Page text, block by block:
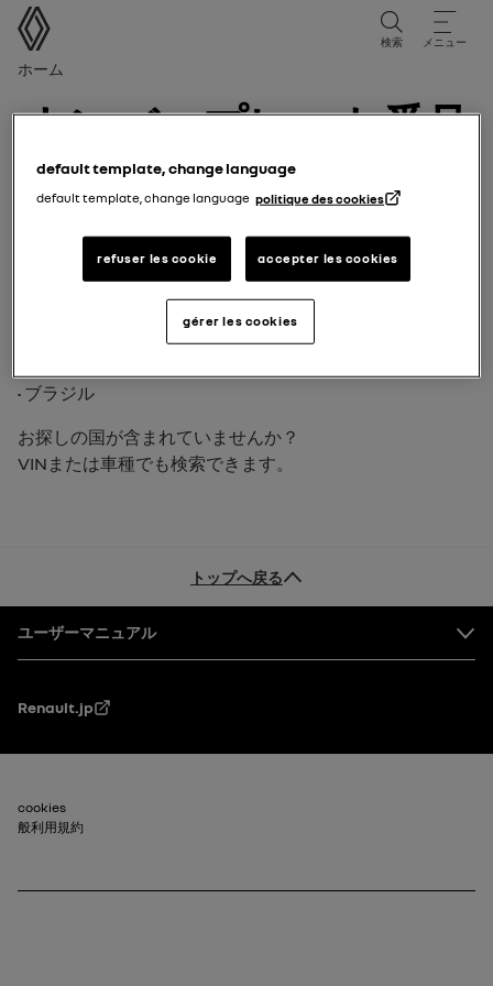
ユーザーマニュアル
検索 メニュー
パンくずリスト
ホーム
ナンバープレート番号
以下の国では、ナンバープレート番号で車両を検索できま
す：
• フランス
• オランダ
• ブラジル
お探しの国が含まれていませんか？
VINまたは車種でも検索できます。
トップへ戻る
フッター
ユーザーマニュアル
Renault.jp
フッター_2
cookies
般利用規約
default template, change language
default template, change language politique des cookies
refuser les cookie accepter les cookies
gérer les cookies